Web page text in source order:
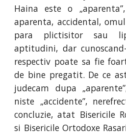
Haina este o
aparenta, accidental,
para plictisitor sau
aptitudini, dar
respectiv poate sa fie
de bine pregatit. De ce
judecam dupa
niste „accidente”,
concluzie, atat Bisericile
si Bisericile Ortodoxe